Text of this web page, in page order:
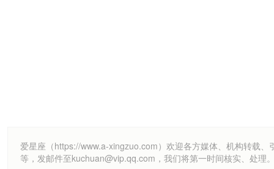
爱星座（https://www.a-xingzuo.com）欢迎各方媒体、机构转载
等，发邮件至kuchuan@vip.qq.com，我们将第一时间核实、处理